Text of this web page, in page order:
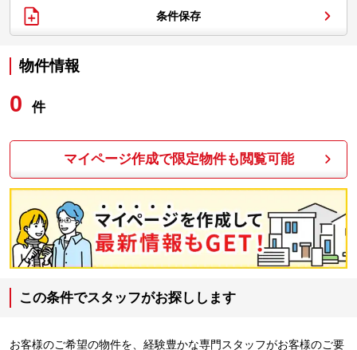
条件保存
物件情報
0 件
マイページ作成で限定物件も閲覧可能
この条件でスタッフがお探しします
お客様のご希望の物件を、経験豊かな専門スタッフがお客様のご要